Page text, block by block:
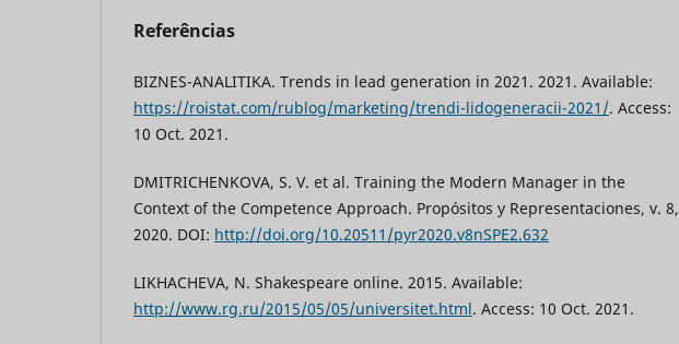
Referências
BIZNES-ANALITIKA. Trends in lead generation in 2021. 2021. Available:
https://roistat.com/rublog/marketing/trendi-lidogeneracii-2021/. Access:
10 Oct. 2021.
DMITRICHENKOVA, S. V. et al. Training the Modern Manager in the
Context of the Competence Approach. Propósitos y Representaciones, v. 8,
2020. DOI: http://doi.org/10.20511/pyr2020.v8nSPE2.632
LIKHACHEVA, N. Shakespeare online. 2015. Available:
http://www.rg.ru/2015/05/05/universitet.html. Access: 10 Oct. 2021.